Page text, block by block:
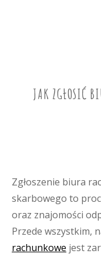
CONTENTJAK ZGŁOSIĆ
Zgłoszenie biura
skarbowego to
oraz znajomości
Przede wszystkim,
rachunkowe jest